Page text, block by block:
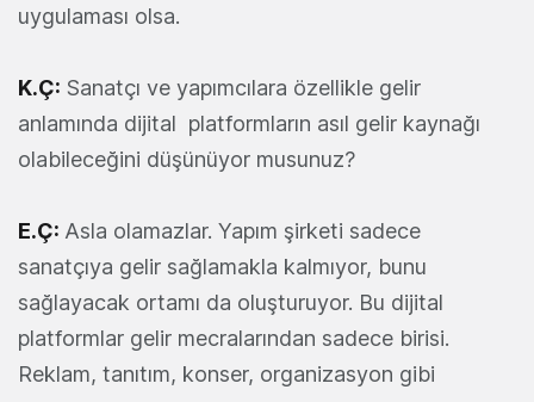
uygulaması olsa.
K.Ç: Sanatçı ve yapımcılara özellikle gelir
anlamında dijital platformların asıl gelir kaynağı
olabileceğini düşünüyor musunuz?
E.Ç: Asla olamazlar. Yapım şirketi sadece
sanatçıya gelir sağlamakla kalmıyor, bunu
sağlayacak ortamı da oluşturuyor. Bu dijital
platformlar gelir mecralarından sadece birisi.
Reklam, tanıtım, konser, organizasyon gibi